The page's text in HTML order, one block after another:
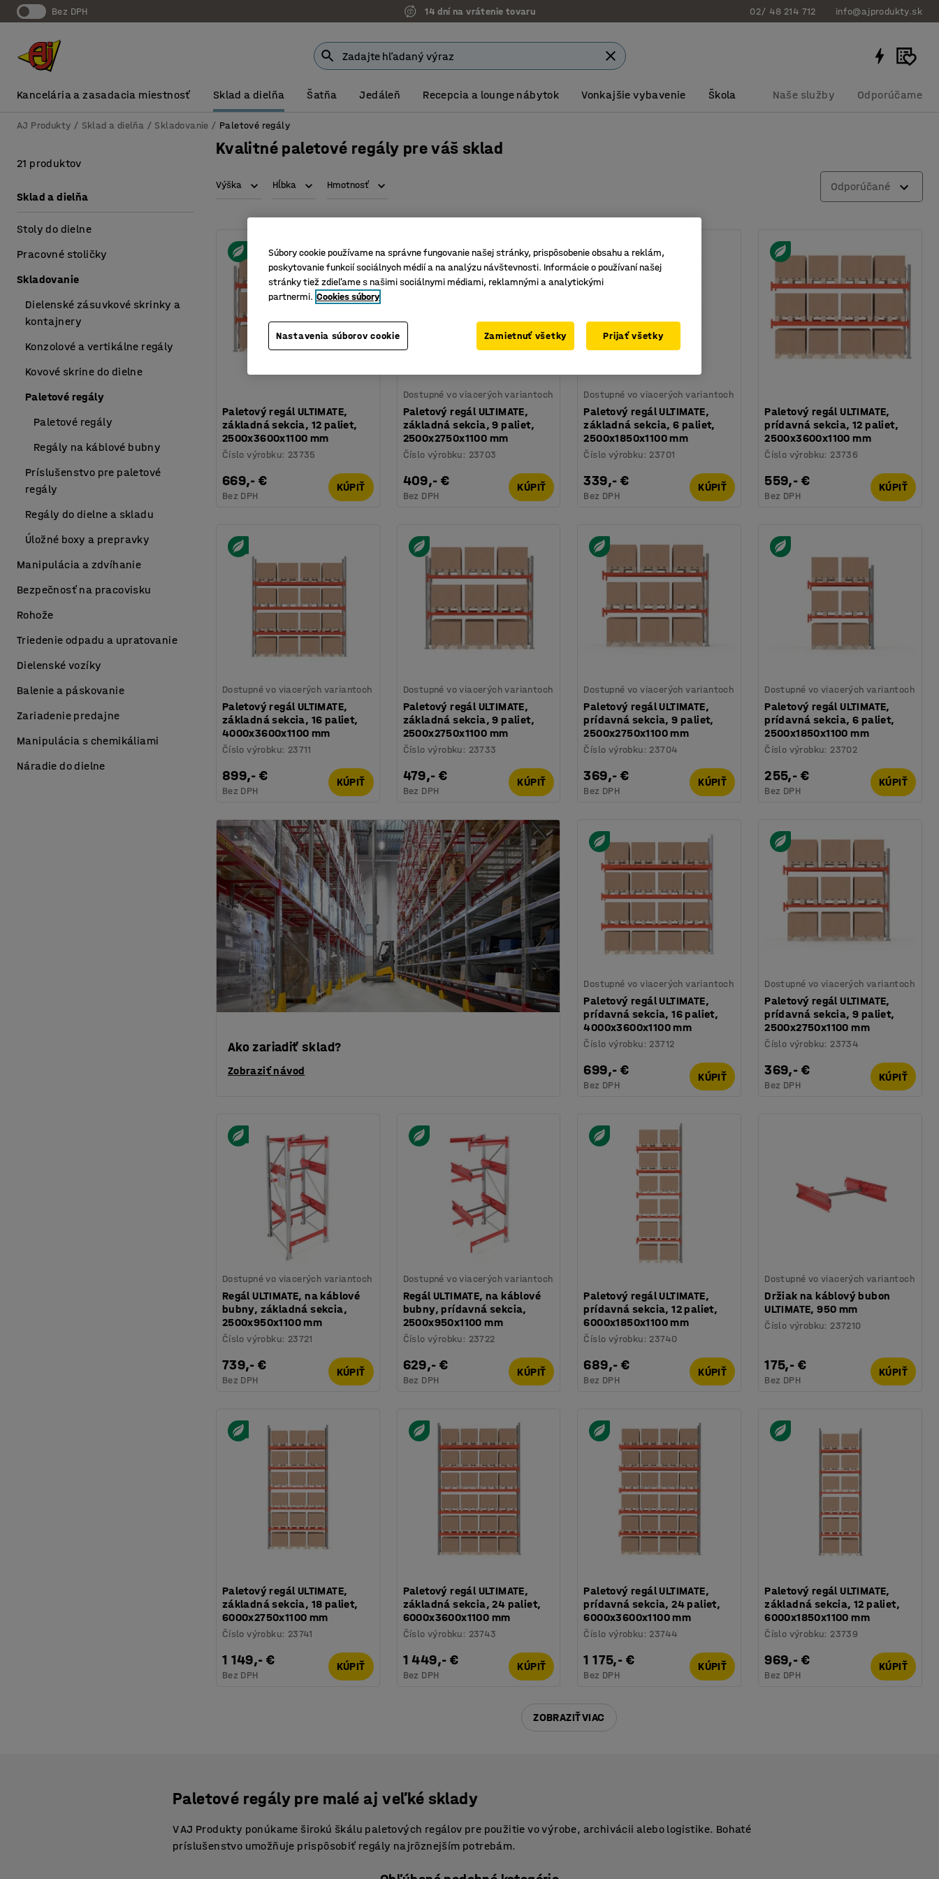
Bez DPH 14 dní na vrátenie tovaru 02/ 48 214 712 info@ajprodukty.sk
Kancelária a zasadacia miestnosť Sklad a dielňa Šatňa Jedáleň Recepcia a lounge nábytok Vonkajšie vybavenie Škola Naše služby Odporúčame
AJ Produkty Sklad a dielňa Skladovanie Paletové regály
Kvalitné paletové regály pre váš sklad
Výška Hĺbka Hmotnosť Odporúčané
Paletový regál ULTIMATE,
základná sekcia, 12 paliet,
2500x3600x1100 mm
Číslo výrobku: 23735
669,- €
Bez DPH
KÚPIŤ
Dostupné vo viacerých variantoch
Paletový regál ULTIMATE,
základná sekcia, 9 paliet,
2500x2750x1100 mm
Číslo výrobku: 23703
409,- €
Bez DPH
KÚPIŤ
Dostupné vo viacerých variantoch
Paletový regál ULTIMATE,
základná sekcia, 6 paliet,
2500x1850x1100 mm
Číslo výrobku: 23701
339,- €
Bez DPH
KÚPIŤ
Paletový regál ULTIMATE,
prídavná sekcia, 12 paliet,
2500x3600x1100 mm
Číslo výrobku: 23736
559,- €
Bez DPH
KÚPIŤ
Dostupné vo viacerých variantoch
Paletový regál ULTIMATE,
základná sekcia, 16 paliet,
4000x3600x1100 mm
Číslo výrobku: 23711
899,- €
Bez DPH
KÚPIŤ
Dostupné vo viacerých variantoch
Paletový regál ULTIMATE,
základná sekcia, 9 paliet,
2500x2750x1100 mm
Číslo výrobku: 23733
479,- €
Bez DPH
KÚPIŤ
Dostupné vo viacerých variantoch
Paletový regál ULTIMATE,
prídavná sekcia, 9 paliet,
2500x2750x1100 mm
Číslo výrobku: 23704
369,- €
Bez DPH
KÚPIŤ
Dostupné vo viacerých variantoch
Paletový regál ULTIMATE,
prídavná sekcia, 6 paliet,
2500x1850x1100 mm
Číslo výrobku: 23702
255,- €
Bez DPH
KÚPIŤ
Ako zariadiť sklad?
Zobraziť návod
Dostupné vo viacerých variantoch
Paletový regál ULTIMATE,
prídavná sekcia, 16 paliet,
4000x3600x1100 mm
Číslo výrobku: 23712
699,- €
Bez DPH
KÚPIŤ
Dostupné vo viacerých variantoch
Paletový regál ULTIMATE,
prídavná sekcia, 9 paliet,
2500x2750x1100 mm
Číslo výrobku: 23734
369,- €
Bez DPH
KÚPIŤ
Dostupné vo viacerých variantoch
Regál ULTIMATE, na káblové
bubny, základná sekcia,
2500x950x1100 mm
Číslo výrobku: 23721
739,- €
Bez DPH
KÚPIŤ
Dostupné vo viacerých variantoch
Regál ULTIMATE, na káblové
bubny, prídavná sekcia,
2500x950x1100 mm
Číslo výrobku: 23722
629,- €
Bez DPH
KÚPIŤ
Paletový regál ULTIMATE,
prídavná sekcia, 12 paliet,
6000x1850x1100 mm
Číslo výrobku: 23740
689,- €
Bez DPH
KÚPIŤ
Dostupné vo viacerých variantoch
Držiak na káblový bubon
ULTIMATE, 950 mm
Číslo výrobku: 237210
175,- €
Bez DPH
KÚPIŤ
Paletový regál ULTIMATE,
základná sekcia, 18 paliet,
6000x2750x1100 mm
Číslo výrobku: 23741
1 149,- €
Bez DPH
KÚPIŤ
Paletový regál ULTIMATE,
základná sekcia, 24 paliet,
6000x3600x1100 mm
Číslo výrobku: 23743
1 449,- €
Bez DPH
KÚPIŤ
Paletový regál ULTIMATE,
prídavná sekcia, 24 paliet,
6000x3600x1100 mm
Číslo výrobku: 23744
1 175,- €
Bez DPH
KÚPIŤ
Paletový regál ULTIMATE,
základná sekcia, 12 paliet,
6000x1850x1100 mm
Číslo výrobku: 23739
969,- €
Bez DPH
KÚPIŤ
ZOBRAZIŤ VIAC
21 produktov
Sklad a dielňa
Stoly do dielne
Pracovné stoličky
Skladovanie
Dielenské zásuvkové skrinky a
kontajnery
Konzolové a vertikálne regály
Kovové skrine do dielne
Paletové regály
Paletové regály
Regály na káblové bubny
Príslušenstvo pre paletové
regály
Regály do dielne a skladu
Úložné boxy a prepravky
Manipulácia a zdvíhanie
Bezpečnosť na pracovisku
Rohože
Triedenie odpadu a upratovanie
Dielenské vozíky
Balenie a páskovanie
Zariadenie predajne
Manipulácia s chemikáliami
Náradie do dielne
Paletové regály pre malé aj veľké sklady
V AJ Produkty ponúkame širokú škálu paletových regálov pre použitie vo výrobe, archivácii alebo logistike. Bohaté
príslušenstvo umožňuje prispôsobiť regály najrôznejším potrebám.
Súbory cookie používame na správne fungovanie našej stránky, prispôsobenie obsahu a reklám,
poskytovanie funkcií sociálnych médií a na analýzu návštevnosti. Informácie o používaní našej
stránky tiež zdieľame s našimi sociálnymi médiami, reklamnými a analytickými
partnermi. Cookies súbory
Nastavenia súborov cookie Zamietnuť všetky Prijať všetky